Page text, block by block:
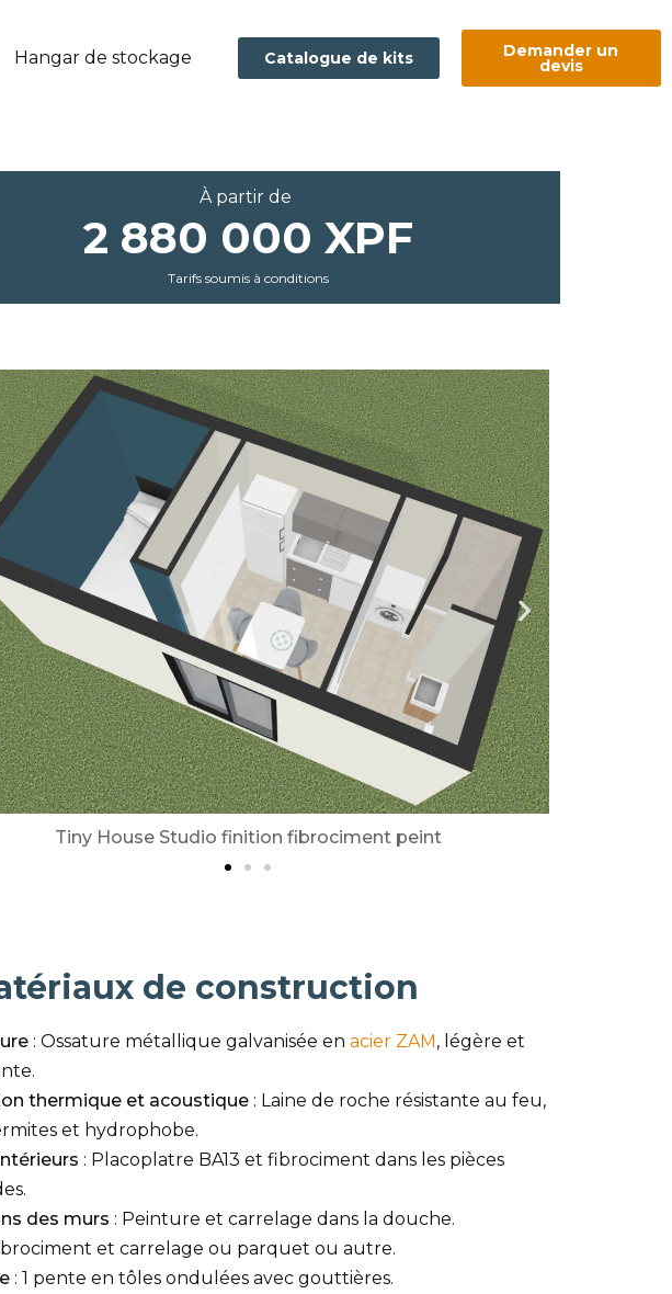
Hangar de stockage Catalogue de kits Demander un
devis
À partir de
2 880 000 XPF
Tarifs soumis à conditions
Tiny House Studio finition bardage bois douglas
de construction
: Ossature métallique galvanisée en acier ZAM, légère et
thermique et acoustique : Laine de roche résistante au feu,
et hydrophobe.
: Placoplatre BA13 et fibrociment dans les pièces
des murs : Peinture et carrelage dans la douche.
et carrelage ou parquet ou autre.
: 1 pente en tôles ondulées avec gouttières.